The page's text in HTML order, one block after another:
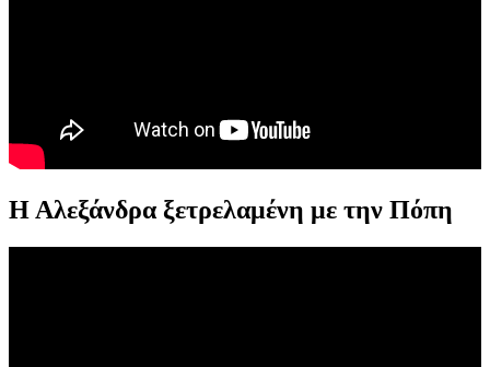
Η Αλεξάνδρα ξετρελαμένη με την Πόπη